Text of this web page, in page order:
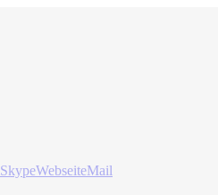
SkypeWebseiteMail